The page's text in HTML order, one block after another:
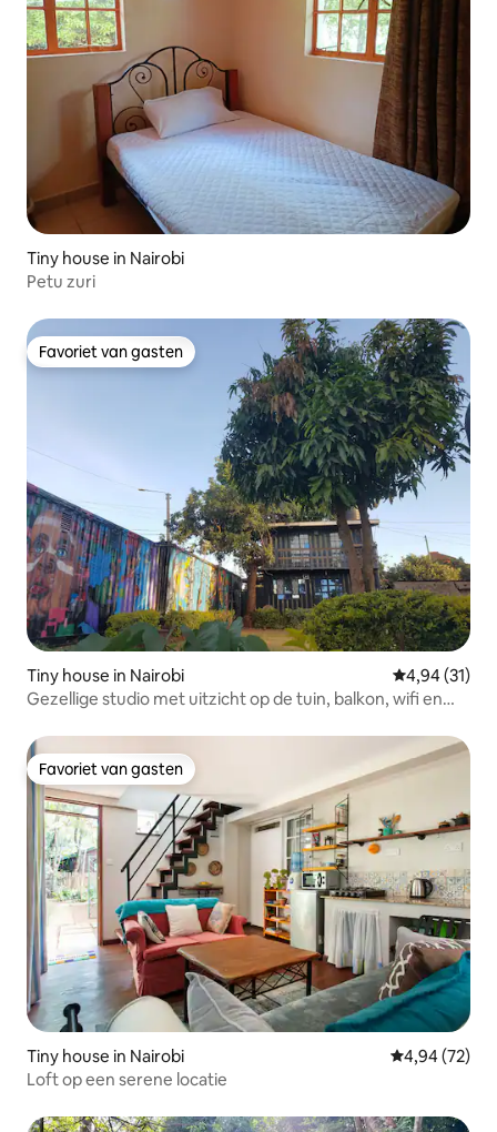
Tiny house in Nairobi
Petu zuri
Favoriet van gasten
Favoriet van gasten
Tiny house in Nairobi Gemiddelde
4,94 (31)
Gezellige studio met uitzicht op de tuin, balkon, wifi en
Favoriet van gasten
Favoriet van gasten
Tiny house in Nairobi Gemiddelde
4,94 (72)
Loft op een serene locatie